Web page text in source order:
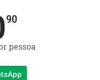
90
pessoa